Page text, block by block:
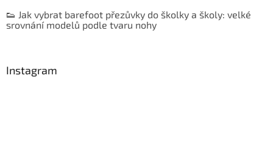
👟 Jak vybrat barefoot přezůvky do školky a školy: velké
srovnání modelů podle tvaru nohy
Instagram